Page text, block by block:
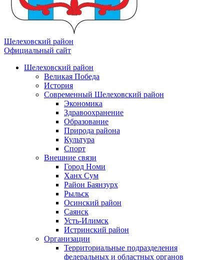
Шелеховский район
Официальный сайт
Шелеховский район
Великая Победа
История
Современный Шелеховский район
Экономика
Здравоохранение
Образование
Природа района
Культура
Спорт
Внешние связи
Город Номи
Ханх Сум
Район Баянзурх
Рыльск
Осинский район
Саянск
Усть-Илимск
Истринский район
Организации
Территориальные подразделения
федеральных и областных органов